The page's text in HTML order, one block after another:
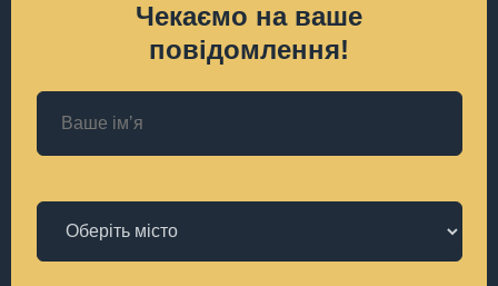
Чекаємо на ваше
повідомлення!